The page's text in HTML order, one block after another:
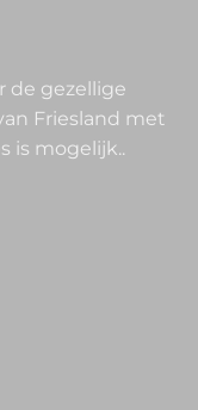
de gezellige
Friesland met
is mogelijk..